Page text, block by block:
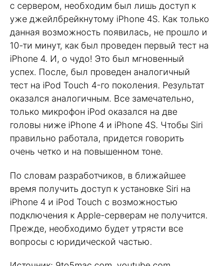
с сервером, необходим был лишь доступ к
уже джейлбрейкнутому iPhone 4S. Как только
данная возможность появилась, не прошло и
10-ти минут, как был проведен первый тест на
iPhone 4. И, о чудо! Это был мгновенный
успех. После, был проведен аналогичный
тест на iPod Touch 4-го поколения. Результат
оказался аналогичным. Все замечательно,
только микрофон iPod оказался на две
головы ниже iPhone 4 и iPhone 4S. Чтобы Siri
правильно работала, придется говорить
очень четко и на повышенном тоне.
По словам разработчиков, в ближайшее
время получить доступ к установке Siri на
iPhone 4 и iPod Touch с возможностью
подключения к Apple-серверам не получится.
Прежде, необходимо будет утрясти все
вопросы с юридической частью.